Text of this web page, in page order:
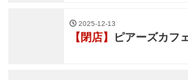
2025-12-13
【閉店】 ピアーズカフ